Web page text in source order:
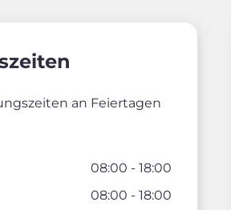
an Feiertagen
08:00 - 18:00
08:00 - 18:00